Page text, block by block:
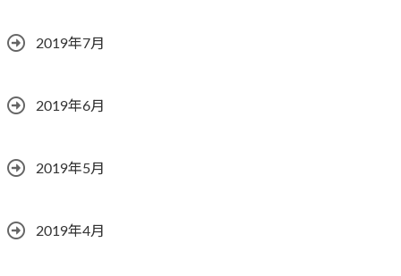
2019年7月
2019年6月
2019年5月
2019年4月